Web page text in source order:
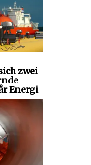
zwei
Energi